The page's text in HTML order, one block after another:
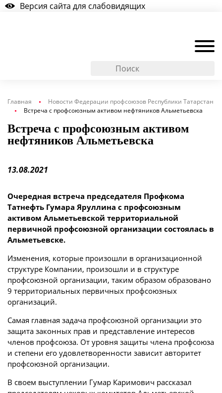
Версия сайта для слабовидящих
Главная
Новости Федерации профсоюзов Республики Татарстан
Встреча с профсоюзным активом нефтяников Альметьевска
Встреча с профсоюзным активом
нефтяников Альметьевска
13.08.2021
Очередная встреча председателя Профкома
Татнефть Гумара Яруллина с профсоюзным
активом Альметьевской территориальной
первичной профсоюзной организации состоялась в
Альметьевске.
Изменения, которые произошли в организационной
структуре Компании, произошли и в структуре
профсоюзной организации, таким образом образовано
9 территориальных первичных профсоюзных
организаций.
Самая главная задача профсоюзной организации это
защита законных прав и представление интересов
членов профсоюза. От уровня защиты члена профсоюза
и степени его удовлетворенности зависит авторитет
профсоюзной организации.
В своем выступлении Гумар Каримович рассказал